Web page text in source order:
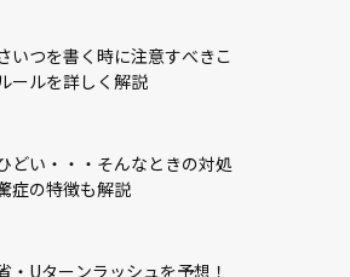
いつを書く時に注意すべきこ
ールを詳しく解説
どい・・・そんなときの対処
症の特徴も解説
・Uターンラッシュを予想！